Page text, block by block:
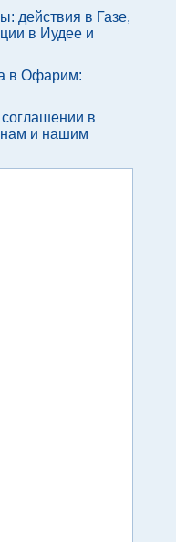
действия в Газе,
в Иудее и
в Офарим:
в
нам и нашим